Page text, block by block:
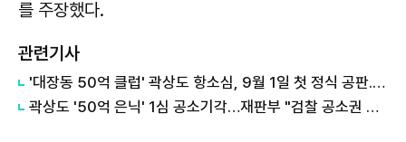
를 주장했다.
관련기사
'대장동 50억 클럽' 곽상도 항소심, 9월 1일 첫 정식 공판...증거 능력 놓고 정면충돌
곽상도 '50억 은닉' 1심 공소기각…재판부 "검찰 공소권 남용"